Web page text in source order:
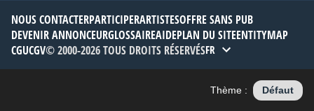
NOUS CONTACTERPARTICIPERARTISTESOFFRE SANS PUB
DEVENIR ANNONCEURGLOSSAIREAIDEPLAN DU SITEENTITYMAP
CGUCGV© 2000-2026 TOUS DROITS RÉSERVÉSFR
Thème : Défaut